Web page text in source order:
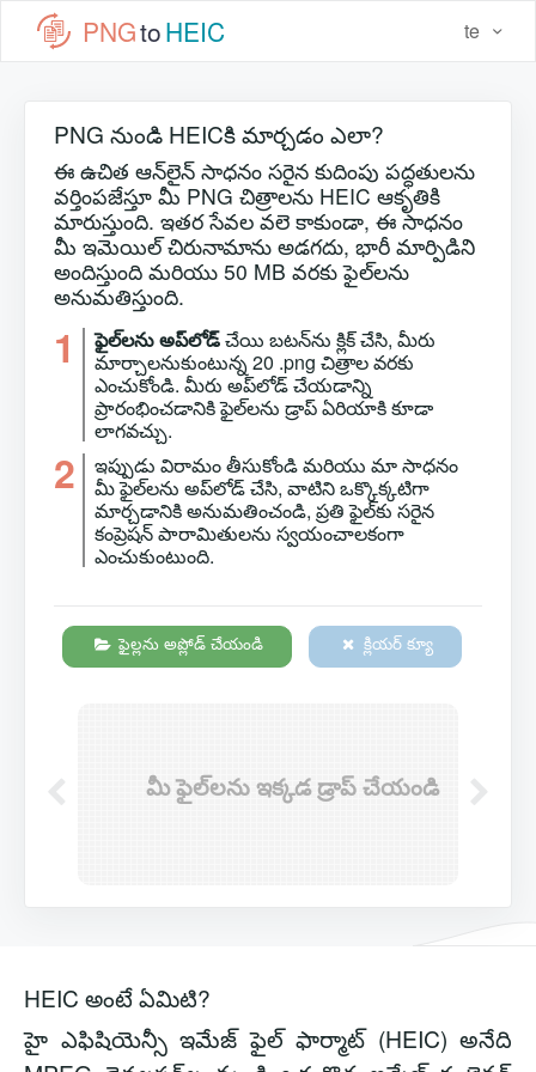
PNGtoHEIC te
PNG నుండి HEICకి మార్చడం ఎలా?
ఈ ఉచిత ఆన్‌లైన్ సాధనం సరైన కుదింపు పద్ధతులను
వర్తింపజేస్తూ మీ PNG చిత్రాలను HEIC ఆకృతికి
మారుస్తుంది. ఇతర సేవల వలె కాకుండా, ఈ సాధనం
మీ ఇమెయిల్ చిరునామాను అడగదు, భారీ మార్పిడిని
అందిస్తుంది మరియు 50 MB వరకు ఫైల్‌లను
అనుమతిస్తుంది.
1 ఫైల్‌లను అప్‌లోడ్చేయి బటన్‌ను క్లిక్ చేసి, మీరు
మార్చాలనుకుంటున్న 20 .png చిత్రాల వరకు
ఎంచుకోండి. మీరు అప్‌లోడ్ చేయడాన్ని
ప్రారంభించడానికి ఫైల్‌లను డ్రాప్ ఏరియాకి కూడా
లాగవచ్చు.
2
ఇప్పుడు విరామం తీసుకోండి మరియు మా సాధనం
మీ ఫైల్‌లను అప్‌లోడ్ చేసి, వాటిని ఒక్కొక్కటిగా
మార్చడానికి అనుమతించండి, ప్రతి ఫైల్‌కు సరైన
కంప్రెషన్ పారామితులను స్వయంచాలకంగా
ఎంచుకుంటుంది.
ఫైల్లను అప్లోడ్ చేయండి క్లియర్ క్యూ
మీ ఫైల్‌లను ఇక్కడ డ్రాప్ చేయండి
HEIC అంటే ఏమిటి?
హై ఎఫిషియెన్సీ ఇమేజ్ ఫైల్ ఫార్మాట్ (HEIC) అనేది